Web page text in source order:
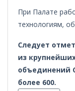
При Палате
технологиям,
Следует
из
объединений
более 600.